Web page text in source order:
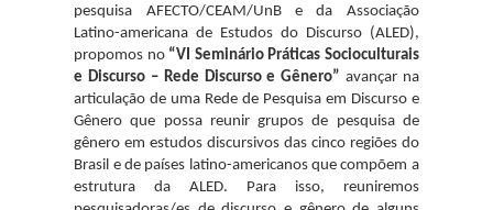
pesquisa AFECTO/CEAM/UnB e da Associação
Latino-americana de Estudos do Discurso (ALED),
propomos no “VI Seminário Práticas Socioculturais
e Discurso – Rede Discurso e Gênero” avançar na
articulação de uma Rede de Pesquisa em Discurso e
Gênero que possa reunir grupos de pesquisa de
gênero em estudos discursivos das cinco regiões do
Brasil e de países latino-americanos que compõem a
estrutura da ALED. Para isso, reuniremos